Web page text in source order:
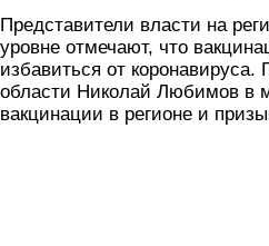
Представители власти на
уровне отмечают, что
избавиться от коронавируса.
области Николай Любимов в
вакцинации в регионе и